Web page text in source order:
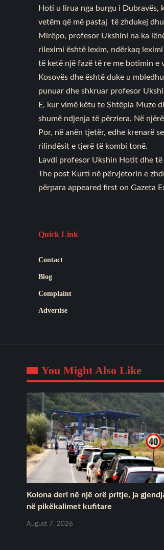
Hoti u lirua nga burgu i
vetëm që më pastaj të zhdukej
Mirëpo, profesor Ukshini na ka
rileximi është lexim, ndërkaq
të ketë një fazë të re me botimin e
Kosovës dhe është duke u
punuar dhe shkruar profesor
E, kur vimë këtu te Shtëpia Muze
shumë ndjenja të përziera. Në
Por, në anën tjetër, edhe krenarë
rilindësit e tjerë të kombi tonë.
Lavdi profesor Ukshin Hotit dhe
The post Kurti në përvjetorin e
përpara appeared first onGazeta
Quick Link
Contact
Blog
Complaint
Advertise
You Might Also Like
Kolona deri në një orë pritje, ja
në pikëkalimet kufitare
August 7, 2026